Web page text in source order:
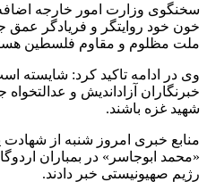
سخنگوی وزارت امور خارجه
خون خود روایتگر و فریادگر عمق
ملت مظلوم و مقاوم فلسطین
وی در ادامه تاکید کرد: شایسته
خبرنگاران آزاداندیش و
شهید غزه باشند.
منابع خبری امروز شنبه از
«محمد ابوجاسر» در بمباران
رژیم صهیونیستی خبر دادند.